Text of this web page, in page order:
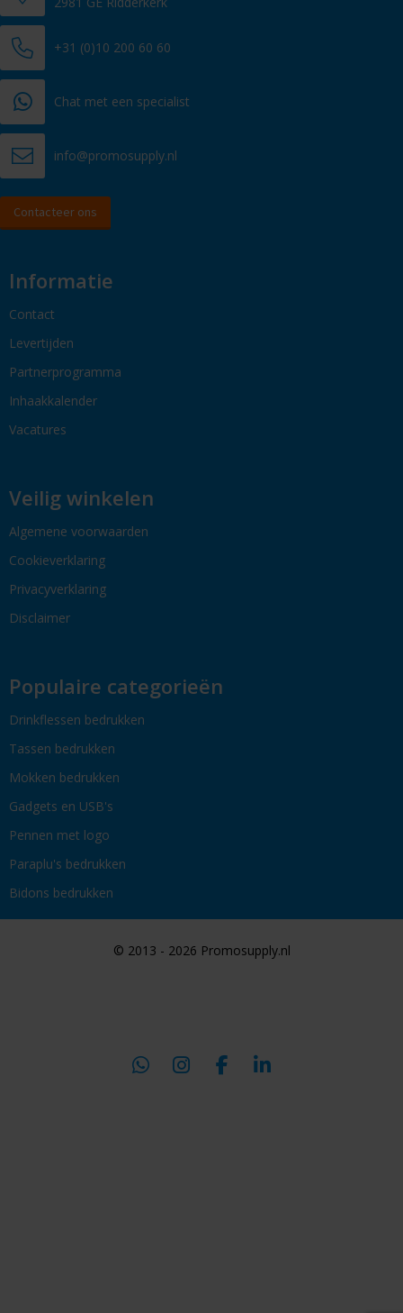
+31 (0)10 200 60 60
Chat met een specialist
info@promosupply.nl
Contacteer ons
Informatie
Contact
Levertijden
Partnerprogramma
Inhaakkalender
Vacatures
Veilig winkelen
Algemene voorwaarden
Cookieverklaring
Privacyverklaring
Disclaimer
Populaire categorieën
Drinkflessen bedrukken
Tassen bedrukken
Mokken bedrukken
Gadgets en USB's
Pennen met logo
Paraplu's bedrukken
Bidons bedrukken
© 2013 - 2026 Promosupply.nl